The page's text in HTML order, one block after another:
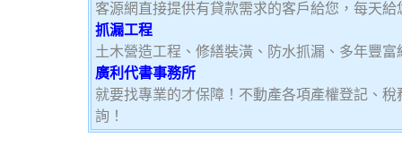
客源網直接提供有貸款需求的客戶給您，每天
抓漏工程
土木營造工程、修繕裝潢、防水抓漏、多年豐
廣利代書事務所
就要找專業的才保障！不動產各項產權登記、
詢！